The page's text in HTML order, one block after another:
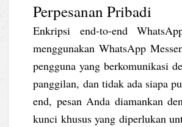
Perpesanan Pribadi
Enkripsi end-to-end
menggunakan WhatsApp
pengguna yang berkomunikasi
panggilan, dan tidak ada siapa
end, pesan Anda diamankan
kunci khusus yang diperlukan